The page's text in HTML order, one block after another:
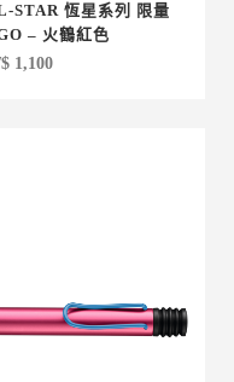
STAR 恆星系列 限量
– 火鶴紅色
1,100